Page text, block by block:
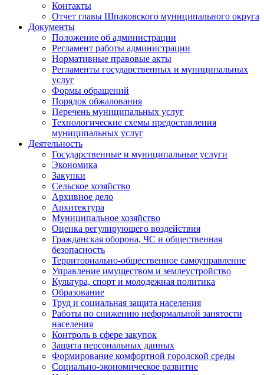
Контакты
Отчет главы Шпаковского муниципального округа
Документы
Положение об администрации
Регламент работы администрации
Нормативные правовые акты
Регламенты государственных и муниципальных
услуг
Формы обращений
Порядок обжалования
Перечень муниципальных услуг
Технологические схемы предоставления
муниципальных услуг
Деятельность
Государственные и муниципальные услуги
Экономика
Закупки
Сельское хозяйство
Архивное дело
Архитектура
Муниципальное хозяйство
Оценка регулирующего воздействия
Гражданская оборона, ЧС и общественная
безопасность
Территориально-общественное самоуправление
Управление имуществом и землеустройство
Культура, спорт и молодежная политика
Образование
Труд и социальная защита населения
Работы по снижению неформальной занятости
населения
Контроль в сфере закупок
Защита персональных данных
Формирование комфортной городской среды
Социально-экономическое развитие